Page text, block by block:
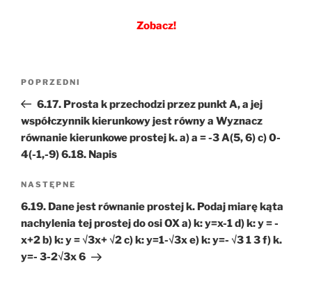
Zobacz!
Poprzedni
wpis
POPRZEDNI
6.17. Prosta k przechodzi przez punkt A, a jej
współczynnik kierunkowy jest równy a Wyznacz
równanie kierunkowe prostej k. a) a = -3 A(5, 6) c) 0-
4(-1,-9) 6.18. Napis
Następny
wpis
NASTĘPNE
6.19. Dane jest równanie prostej k. Podaj miarę kąta
nachylenia tej prostej do osi OX a) k: y=x-1 d) k: y = -
x+2 b) k: y = √3x+ √2 c) k: y=1-√3x e) k: y=- √3 1 3 f) k.
y=- 3-2√3x 6